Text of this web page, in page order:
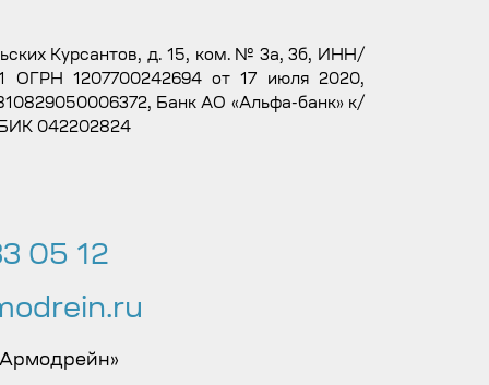
Курсантов, д. 15, ком. № 3а, 3б, ИНН/
ОГРН 1207700242694 от 17 июля 2020,
Банк АО «Альфа-банк» к/
042202824
05 12